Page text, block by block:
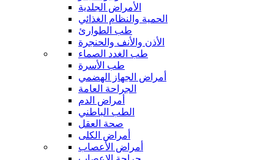
الأمراض الجلدية
الحمية والنظام الغذائي
طب الطوارئ
الأذن والأنف والحنجرة
طب الغدد الصماء
طب الأسرة
أمراض الجهاز الهضمي
الجراحة العامة
أمراض الدم
الطب الباطني
صحة العقل
أمراض الكلى
أمراض الأعصاب